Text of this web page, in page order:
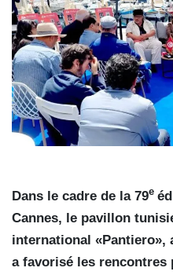
Dans le cadre de la 79e
Cannes, le pavillon
international «Pantiero»,
a favorisé les rencontres